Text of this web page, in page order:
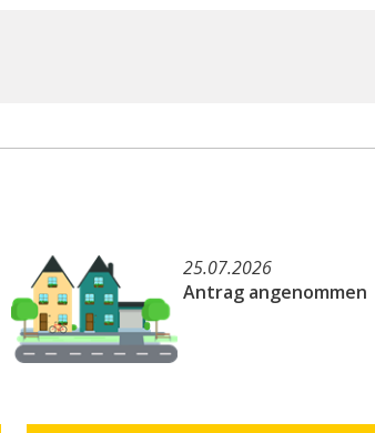
25.07.2026
Antrag angenommen